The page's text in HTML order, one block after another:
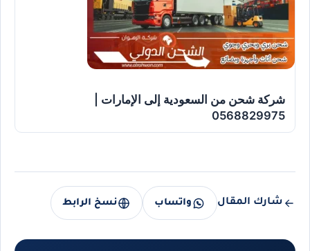
شركة شحن من السعودية إلى الإمارات |
0568829975
شارك المقال واتساب نسخ الرابط